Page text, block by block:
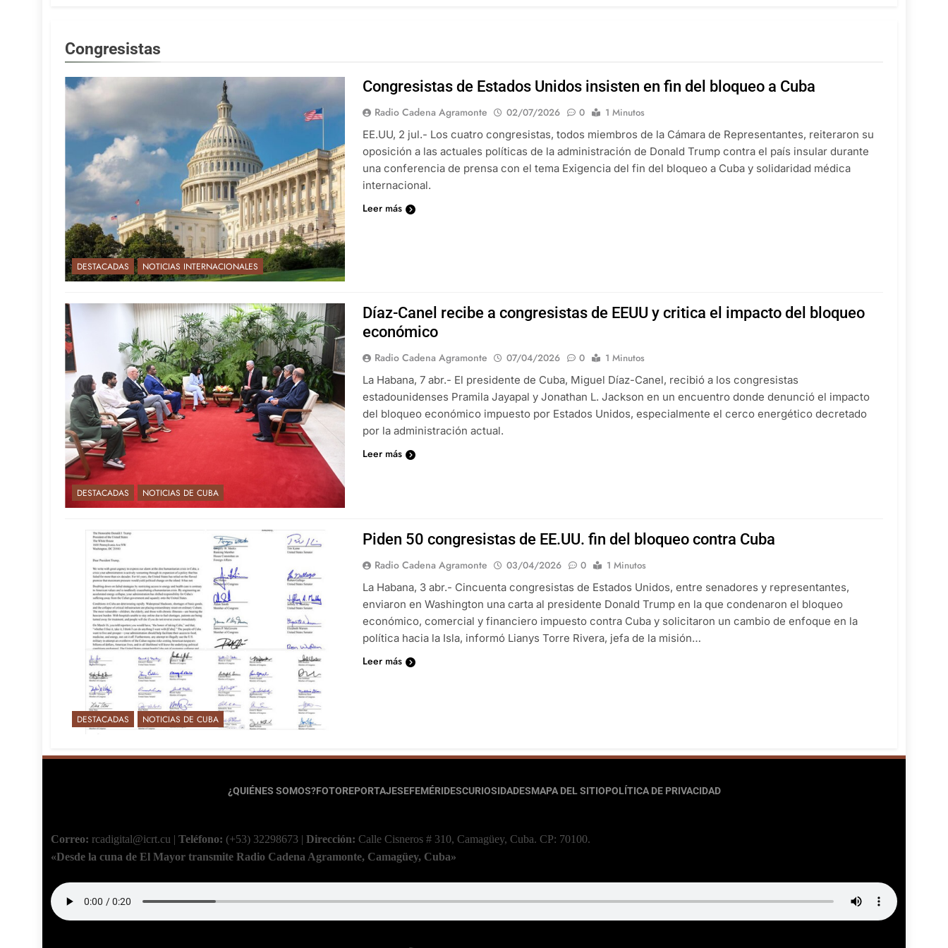
Congresistas
DESTACADAS NOTICIAS INTERNACIONALES
Congresistas de Estados Unidos insisten en fin del bloqueo a Cuba
Radio Cadena Agramonte 02/07/2026 0
1 Minutos
EE.UU, 2 jul.- Los cuatro congresistas, todos miembros de la Cámara de Representantes, reiteraron su
oposición a las actuales políticas de la administración de Donald Trump contra el país insular durante
una conferencia de prensa con el tema Exigencia del fin del bloqueo a Cuba y solidaridad médica
internacional.
Leer más
DESTACADAS NOTICIAS DE CUBA
Díaz-Canel recibe a congresistas de EEUU y critica el impacto del bloqueo
económico
Radio Cadena Agramonte 07/04/2026 0
1 Minutos
La Habana, 7 abr.- El presidente de Cuba, Miguel Díaz-Canel, recibió a los congresistas
estadounidenses Pramila Jayapal y Jonathan L. Jackson en un encuentro donde denunció el impacto
del bloqueo económico impuesto por Estados Unidos, especialmente el cerco energético decretado
por la administración actual.
Leer más
DESTACADAS NOTICIAS DE CUBA
Piden 50 congresistas de EE.UU. fin del bloqueo contra Cuba
Radio Cadena Agramonte 03/04/2026 0
1 Minutos
La Habana, 3 abr.- Cincuenta congresistas de Estados Unidos, entre senadores y representantes,
enviaron en Washington una carta al presidente Donald Trump en la que condenaron el bloqueo
económico, comercial y financiero impuesto contra Cuba y solicitaron un cambio de enfoque en la
política hacia la Isla, informó Lianys Torre Rivera, jefa de la misión…
Leer más
¿QUIÉNES SOMOS?FOTOREPORTAJESEFEMÉRIDESCURIOSIDADESMAPA DEL SITIOPOLÍTICA DE PRIVACIDAD
Correo: rcadigital@icrt.cu | Teléfono: (+53) 32298673 | Dirección: Calle Cisneros # 310, Camagüey, Cuba. CP: 70100.
«Desde la cuna de El Mayor transmite Radio Cadena Agramonte, Camagüey, Cuba»